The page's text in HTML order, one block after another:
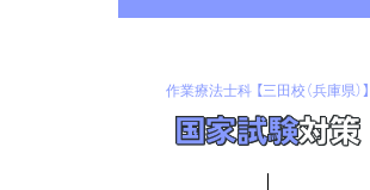
作業療法士科 【三田校（兵庫県）】
国家試験対策